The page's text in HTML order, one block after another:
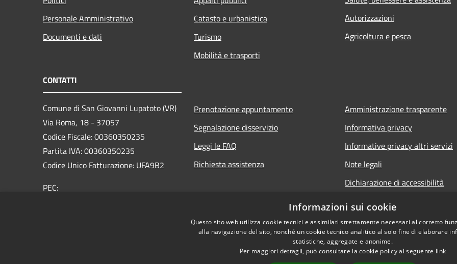
Personale Amministrativo
Documenti e dati
Catasto e urbanistica
Turismo
Mobilità e trasporti
Autorizzazioni
Agricoltura e pesca
CONTATTI
Comune di San Giovanni Lupatoto (VR)
Via Roma, 18 - 37057
Codice Fiscale: 00360350235
Partita IVA: 00360350235
Codice Unico Fatturazione: UFA9B2
PEC:
Prenotazione appuntamento
Segnalazione disservizio
Leggi le FAQ
Richiesta assistenza
Amministrazione trasparente
Informativa privacy
Informative privacy altri servizi
Note legali
Dichiarazione di accessibilità
Informazioni sui cookie
Questo sito web utilizza cookie tecnici e assimilati strettamente necessari al corretto
alla navigazione del sito, nonché un cookie tecnico analitico al solo fine di elaborare
statistiche, aggregate e anonime.
Per maggiori dettagli, può consultare la cookie policy al seguente link